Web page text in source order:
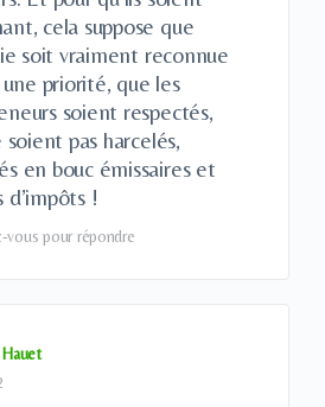
cela suppose que
soit vraiment reconnue
priorité, que les
soient respectés,
soient pas harcelés,
en bouc émissaires et
d’impôts !
vous pour répondre
Hauet